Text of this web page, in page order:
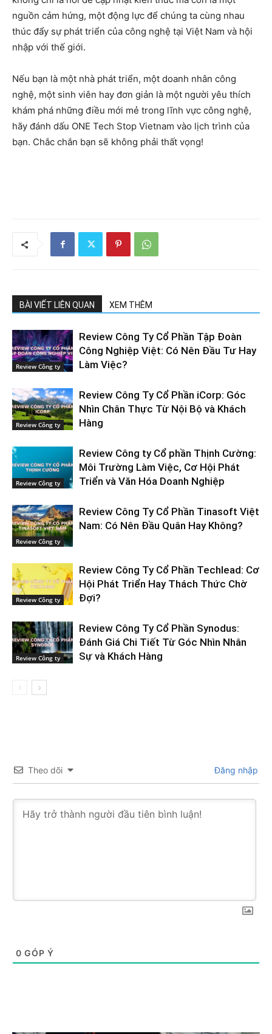
nguồn cảm hứng, một động lực để chúng ta cùng nhau
thúc đẩy sự phát triển của công nghệ tại Việt Nam và hội
nhập với thế giới.
Nếu bạn là một nhà phát triển, một doanh nhân công
nghệ, một sinh viên hay đơn giản là một người yêu thích
khám phá những điều mới mẻ trong lĩnh vực công nghệ,
hãy đánh dấu ONE Tech Stop Vietnam vào lịch trình của
bạn. Chắc chắn bạn sẽ không phải thất vọng!
BÀI VIẾT LIÊN QUAN XEM THÊM
Review Công ty
Review Công Ty Cổ Phần Tập Đoàn
Công Nghiệp Việt: Có Nên Đầu Tư Hay
Làm Việc?
Review Công ty
Review Công Ty Cổ Phần iCorp: Góc
Nhìn Chân Thực Từ Nội Bộ và Khách
Hàng
Review Công ty
Review Công ty Cổ phần Thịnh Cường:
Môi Trường Làm Việc, Cơ Hội Phát
Triển và Văn Hóa Doanh Nghiệp
Review Công ty
Review Công Ty Cổ Phần Tinasoft Việt
Nam: Có Nên Đầu Quân Hay Không?
Review Công ty
Review Công Ty Cổ Phần Techlead: Cơ
Hội Phát Triển Hay Thách Thức Chờ
Đợi?
Review Công ty
Review Công Ty Cổ Phần Synodus:
Đánh Giá Chi Tiết Từ Góc Nhìn Nhân
Sự và Khách Hàng
Theo dõi Đăng nhập
0 GÓP Ý